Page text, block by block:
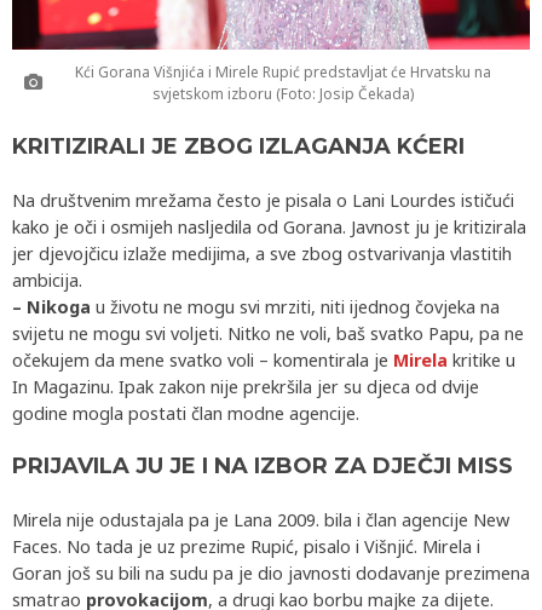
Kći Gorana Višnjića i Mirele Rupić predstavljat će Hrvatsku na
svjetskom izboru (Foto: Josip Čekada)
KRITIZIRALI JE ZBOG IZLAGANJA KĆERI
Na društvenim mrežama često je pisala o Lani Lourdes ističući
kako je oči i osmijeh nasljedila od Gorana. Javnost ju je kritizirala
jer djevojčicu izlaže medijima, a sve zbog ostvarivanja vlastitih
ambicija.
– Nikoga u životu ne mogu svi mrziti, niti ijednog čovjeka na
svijetu ne mogu svi voljeti. Nitko ne voli, baš svatko Papu, pa ne
očekujem da mene svatko voli – komentirala je Mirela kritike u
In Magazinu. Ipak zakon nije prekršila jer su djeca od dvije
godine mogla postati član modne agencije.
PRIJAVILA JU JE I NA IZBOR ZA DJEČJI MISS
Mirela nije odustajala pa je Lana 2009. bila i član agencije New
Faces. No tada je uz prezime Rupić, pisalo i Višnjić. Mirela i
Goran još su bili na sudu pa je dio javnosti dodavanje prezimena
smatrao provokacijom, a drugi kao borbu majke za dijete.